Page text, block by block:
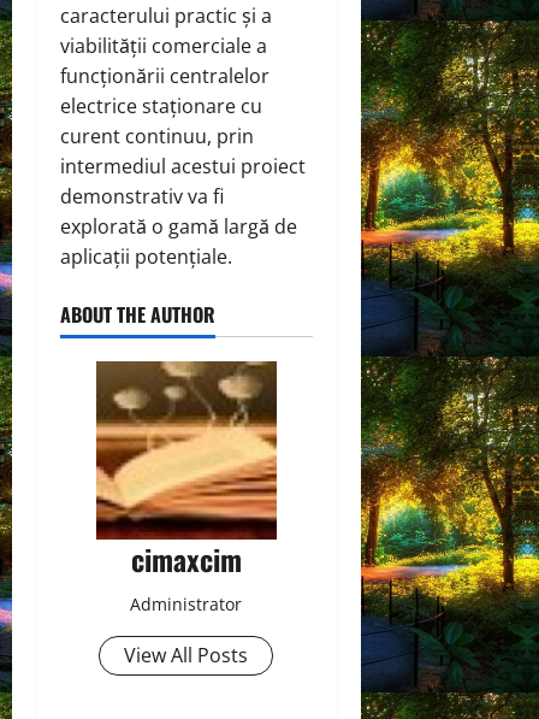
caracterului practic și a
viabilității comerciale a
funcționării centralelor
electrice staționare cu
curent continuu, prin
intermediul acestui proiect
demonstrativ va fi
explorată o gamă largă de
aplicații potențiale.
ABOUT THE AUTHOR
cimaxcim
Administrator
View All Posts